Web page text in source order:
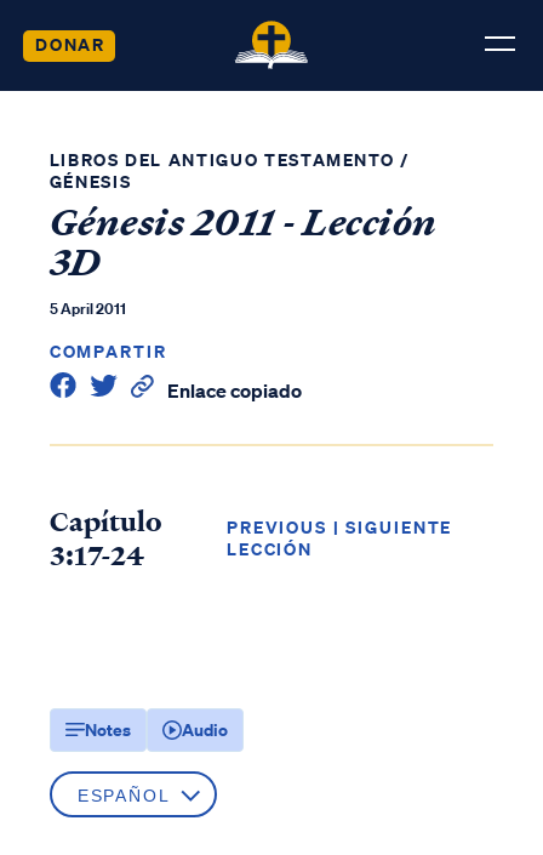
DONAR
LIBROS DEL ANTIGUO TESTAMENTO /
GÉNESIS
Génesis 2011 - Lección
3D
5 April 2011
COMPARTIR
Enlace copiado
Capítulo
3:17-24
PREVIOUS |SIGUIENTE
LECCIÓN
Notes Audio